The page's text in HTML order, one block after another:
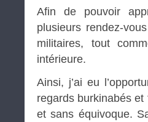
Afin de pouvoir
plusieurs rendez-
militaires, tout
intérieure.
Ainsi, j’ai eu
regards burkinabés
et sans équivoque.